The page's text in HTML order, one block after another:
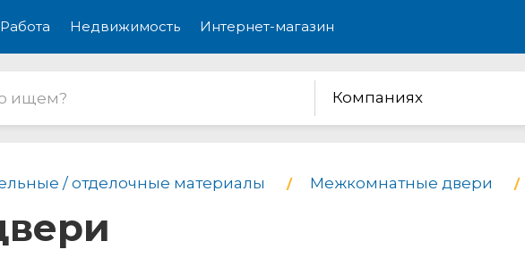
Работа Недвижимость Интернет-магазин
Компаниях
/ отделочные материалы Межкомнатные двери